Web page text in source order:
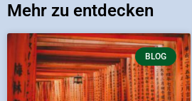
Mehr zu entdecken
BLOG